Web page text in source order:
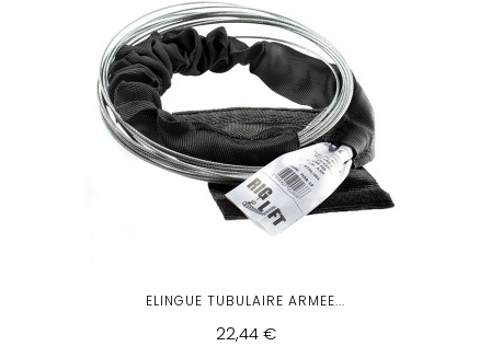
ELINGUE TUBULAIRE ARMEE...
22,44 €